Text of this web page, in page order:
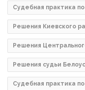
Судебная практика
Решения Киевского
Решения
Решения судьи
Судебная практика